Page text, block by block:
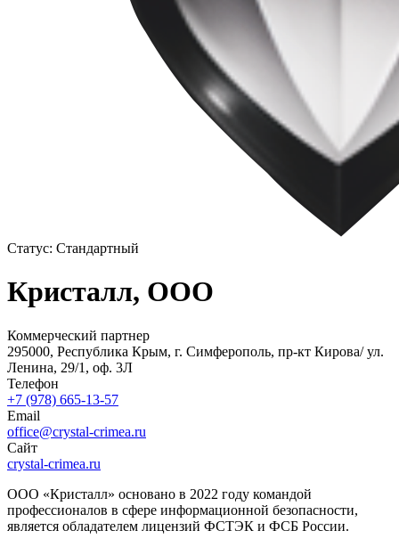
Статус: Стандартный
Кристалл, ООО
Коммерческий партнер
295000, Республика Крым, г. Симферополь, пр-кт Кирова/ ул.
Ленина, 29/1, оф. 3Л
Телефон
+7 (978) 665-13-57
Email
office@crystal-crimea.ru
Сайт
crystal-crimea.ru
ООО «Кристалл» основано в 2022 году командой
профессионалов в сфере информационной безопасности,
является обладателем лицензий ФСТЭК и ФСБ России.